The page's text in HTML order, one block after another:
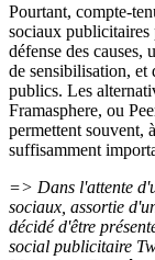
Pourtant, compte-
sociaux publicitaires
défense des causes,
de sensibilisation, et
publics. Les
Framasphere, ou
permettent souvent,
suffisamment
=> Dans l'attente
sociaux, assortie
décidé d'être
social publicitaire